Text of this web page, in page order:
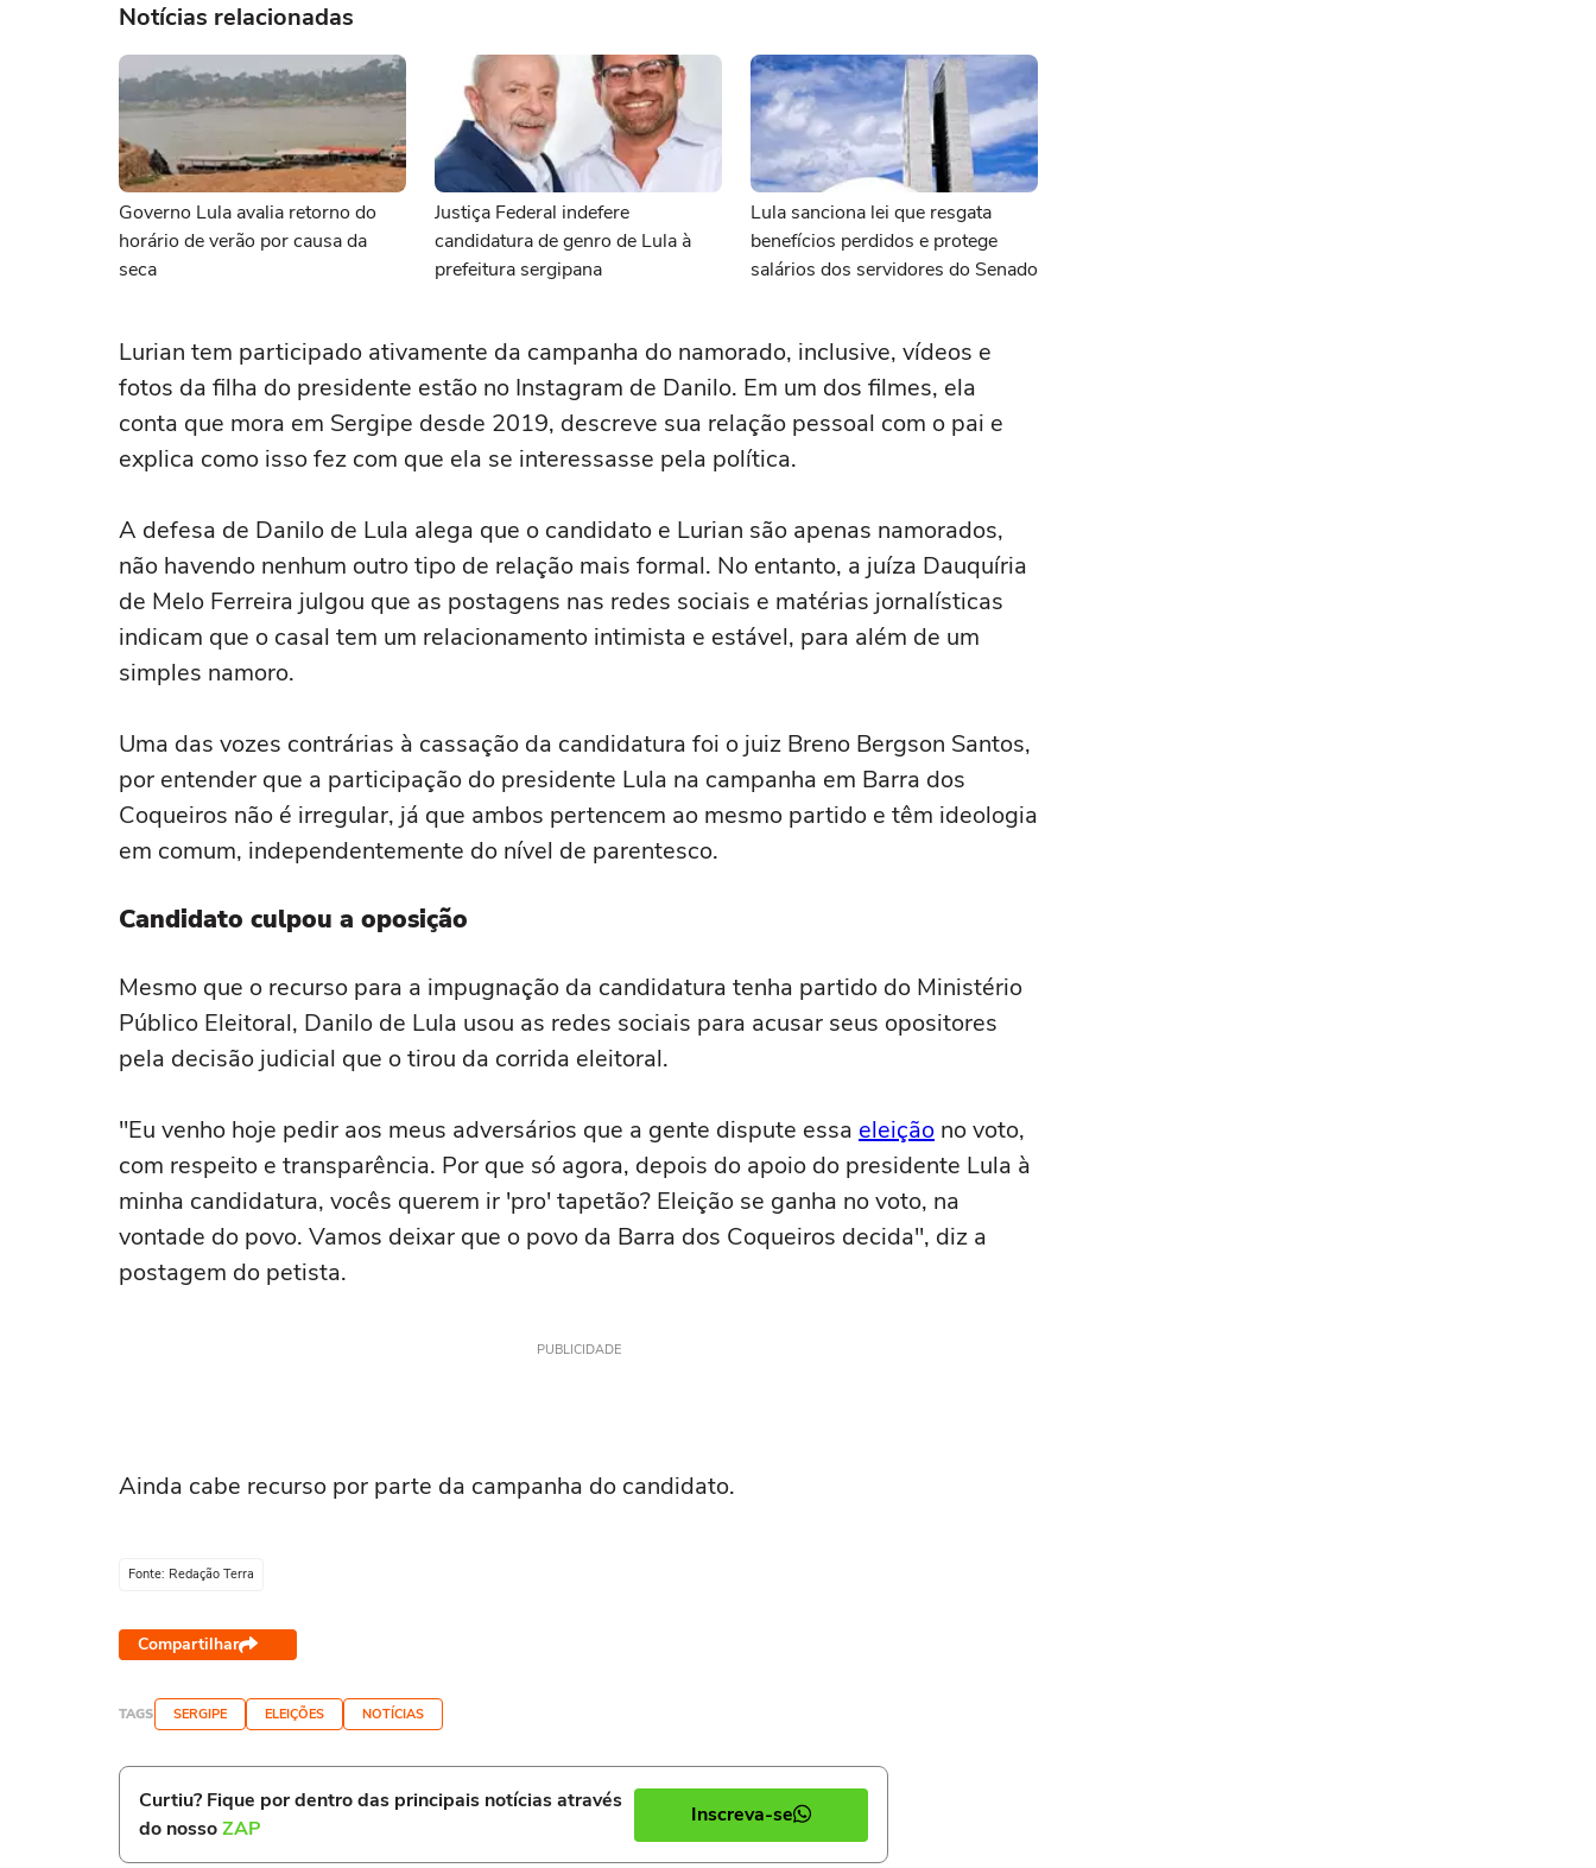
Notícias relacionadas
Governo Lula avalia retorno do
horário de verão por causa da
seca
Justiça Federal indefere
candidatura de genro de Lula à
prefeitura sergipana
Lula sanciona lei que resgata
benefícios perdidos e protege
salários dos servidores do Senado
Lurian tem participado ativamente da campanha do namorado, inclusive, vídeos e
fotos da filha do presidente estão no Instagram de Danilo. Em um dos filmes, ela
conta que mora em Sergipe desde 2019, descreve sua relação pessoal com o pai e
explica como isso fez com que ela se interessasse pela política.
A defesa de Danilo de Lula alega que o candidato e Lurian são apenas namorados,
não havendo nenhum outro tipo de relação mais formal. No entanto, a juíza Dauquíria
de Melo Ferreira julgou que as postagens nas redes sociais e matérias jornalísticas
indicam que o casal tem um relacionamento intimista e estável, para além de um
simples namoro.
Uma das vozes contrárias à cassação da candidatura foi o juiz Breno Bergson Santos,
por entender que a participação do presidente Lula na campanha em Barra dos
Coqueiros não é irregular, já que ambos pertencem ao mesmo partido e têm ideologia
em comum, independentemente do nível de parentesco.
Candidato culpou a oposição
Mesmo que o recurso para a impugnação da candidatura tenha partido do Ministério
Público Eleitoral, Danilo de Lula usou as redes sociais para acusar seus opositores
pela decisão judicial que o tirou da corrida eleitoral.
"Eu venho hoje pedir aos meus adversários que a gente dispute essa eleição no voto,
com respeito e transparência. Por que só agora, depois do apoio do presidente Lula à
minha candidatura, vocês querem ir 'pro' tapetão? Eleição se ganha no voto, na
vontade do povo. Vamos deixar que o povo da Barra dos Coqueiros decida", diz a
postagem do petista.
PUBLICIDADE
Ainda cabe recurso por parte da campanha do candidato.
Fonte: Redação Terra
Compartilhar
TAGS SERGIPE ELEIÇÕES NOTÍCIAS
Curtiu? Fique por dentro das principais notícias através
do nossoZAP
Inscreva-se